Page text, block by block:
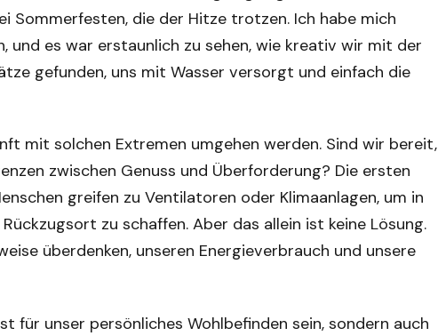
Sommerfesten, die der Hitze trotzen. Ich habe mich
und es war erstaunlich zu sehen, wie kreativ wir mit der
gefunden, uns mit Wasser versorgt und einfach die
mit solchen Extremen umgehen werden. Sind wir bereit,
zwischen Genuss und Überforderung? Die ersten
greifen zu Ventilatoren oder Klimaanlagen, um in
zu schaffen. Aber das allein ist keine Lösung.
überdenken, unseren Energieverbrauch und unsere
für unser persönliches Wohlbefinden sein, sondern auch